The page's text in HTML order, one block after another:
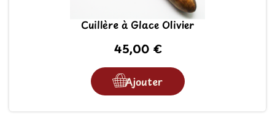
Cuillère à Glace Olivier
45,00 €
Ajouter